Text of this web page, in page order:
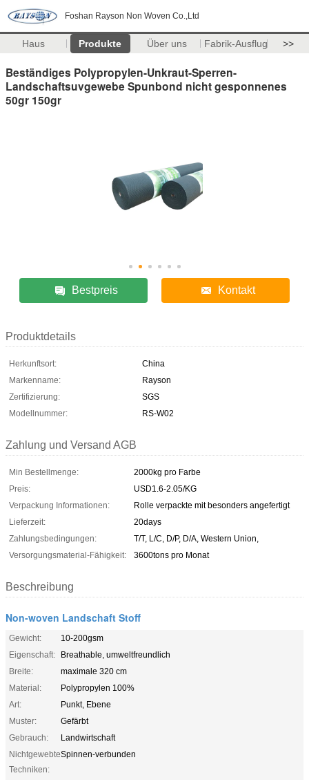
Foshan Rayson Non Woven Co.,Ltd
Haus Produkte Über uns Fabrik-Ausflug >>
Beständiges Polypropylen-Unkraut-Sperren-
Landschaftsuvgewebe Spunbond nicht gesponnenes
50gr 150gr
Bestpreis Kontakt
Produktdetails
Herkunftsort:
China
Markenname:
Rayson
Zertifizierung:
SGS
Modellnummer:
RS-W02
Zahlung und Versand AGB
Min Bestellmenge:
2000kg pro Farbe
Preis:
USD1.6-2.05/KG
Verpackung Informationen:
Rolle verpackte mit besonders angefertigt
Lieferzeit:
20days
Zahlungsbedingungen:
T/T, L/C, D/P, D/A, Western Union,
Versorgungsmaterial-Fähigkeit:
3600tons pro Monat
Beschreibung
Non-woven Landschaft Stoff
Gewicht:
10-200gsm
Eigenschaft:
Breathable, umweltfreundlich
Breite:
maximale 320 cm
Material:
Polypropylen 100%
Art:
Punkt, Ebene
Muster:
Gefärbt
Gebrauch:
Landwirtschaft
Nichtgewebte
Techniken:
Spinnen-verbunden